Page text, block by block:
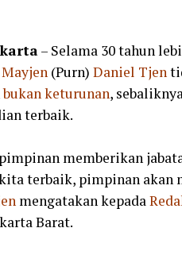
– Selama 30 tahun
Mayjen (Purn) Daniel Tjen
bukanketurunan,
terbaik.
memberikan
kita terbaik, pimpinan
mengatakan kepada
Barat.